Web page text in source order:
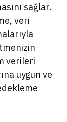
sağlar.
veri
verileri
uygun ve